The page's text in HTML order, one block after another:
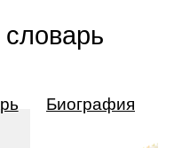
Биография